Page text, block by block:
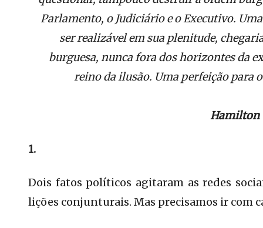
Parlamento, o Judiciário e o Executivo.
ser realizável em sua plenitude,
burguesa, nunca fora dos horizontes da
reino da ilusão. Uma perfeição para
Hamilton
1.
Dois fatos políticos agitaram as redes
lições conjunturais. Mas precisamos ir com